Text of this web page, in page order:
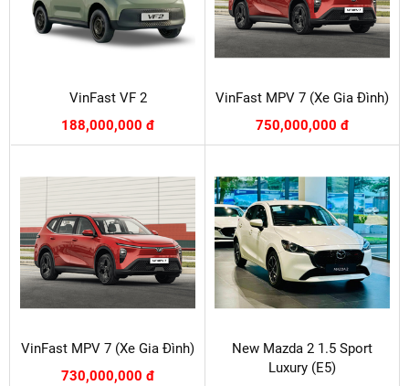
VinFast VF 2
188,000,000 đ
VinFast MPV 7 (Xe Gia Đình)
750,000,000 đ
VinFast MPV 7 (Xe Gia Đình)
730,000,000 đ
New Mazda 2 1.5 Sport
Luxury (E5)